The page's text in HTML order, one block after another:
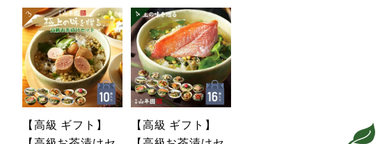
【高級 ギフト】
【高級 ギフト】